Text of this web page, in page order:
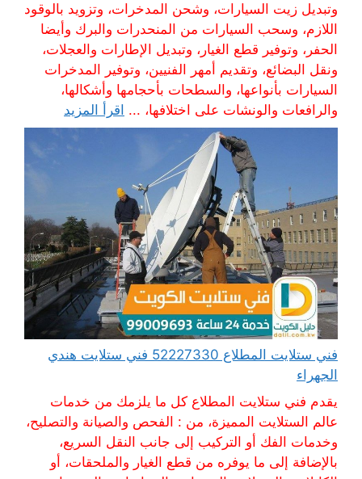
وتبديل زيت السيارات، وشحن المدخرات، وتزويد بالوقود
اللازم، وسحب السيارات من المنحدرات والبرك وأيضا
الحفر، وتوفير قطع الغيار، وتبديل الإطارات والعجلات،
ونقل البضائع، وتقديم أمهر الفنيين، وتوفير المدخرات
السيارات بأنواعها، والسطحات بأحجامها وأشكالها،
والرافعات والونشات على اختلافها، ... اقرأ المزيد
فني ستلايت المطلاع 52227330 فني ستلايت هندي
الجهراء
يقدم فني ستلايت المطلاع كل ما يلزمك من خدمات
عالم الستلايت المميزة، من : الفحص والصيانة والتصليح،
وخدمات الفك أو التركيب إلى جانب النقل السريع،
بالإضافة إلى ما يوفره من قطع الغيار والملحقات، أو